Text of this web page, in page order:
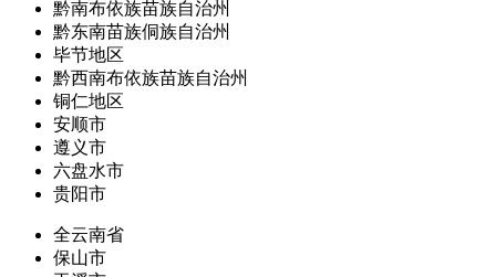
黔南布依族苗族自治州
黔东南苗族侗族自治州
毕节地区
黔西南布依族苗族自治州
铜仁地区
安顺市
遵义市
六盘水市
贵阳市
全云南省
保山市